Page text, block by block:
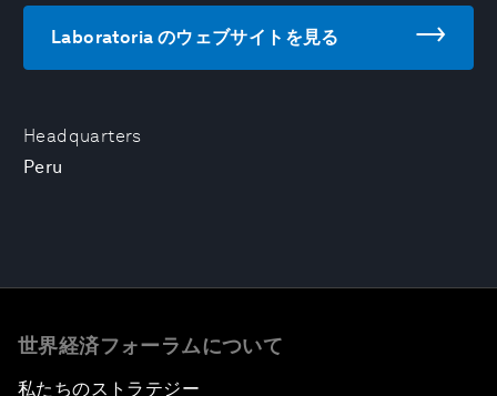
Headquarters
Peru
Laboratoria のウェブサイトを見る
世界経済フォーラムについて
私たちのストラテジー